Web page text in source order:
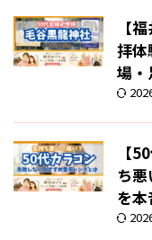
【
拝体
場・
【
ち
を本